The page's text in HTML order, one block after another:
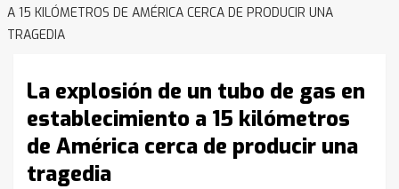
A 15 KILÓMETROS DE AMÉRICA CERCA DE PRODUCIR UNA
TRAGEDIA
La explosión de un tubo de gas en
establecimiento a 15 kilómetros
de América cerca de producir una
tragedia